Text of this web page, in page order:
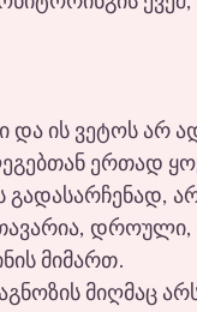
და ის ვეტოს არ
ერთად
გადასარჩენად,
მიმართ.
მიღმაც